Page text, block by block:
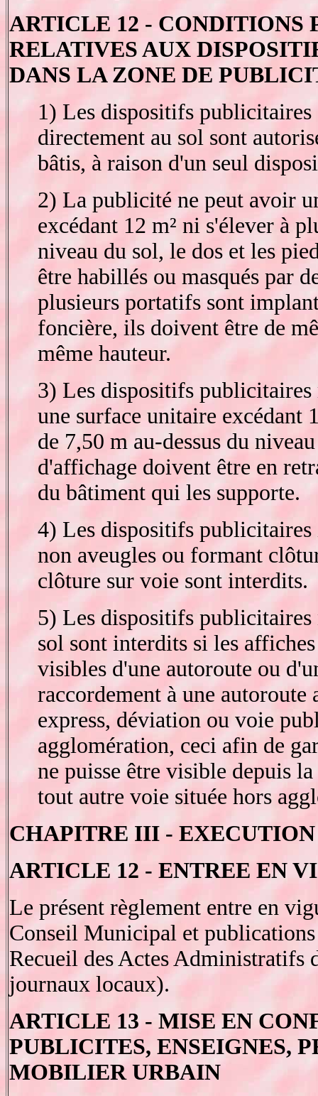
ARTICLE 12 - CONDITIONS
RELATIVES AUX
DANS LA ZONE DE
1) Les dispositifs publicitaires
directement au sol sont
bâtis, à raison d'un seul
2) La publicité ne peut avoir
excédant 12 m² ni s'élever à
niveau du sol, le dos et les
être habillés ou masqués par
plusieurs portatifs sont
foncière, ils doivent être de
même hauteur.
3) Les dispositifs
une surface unitaire excédant
de 7,50 m au-dessus du
d'affichage doivent être en
du bâtiment qui les supporte.
4) Les dispositifs publicitaires
non aveugles ou formant
clôture sur voie sont interdits.
5) Les dispositifs
sol sont interdits si les
visibles d'une autoroute ou
raccordement à une autoroute
express, déviation ou voie
agglomération, ceci afin de
ne puisse être visible depuis
tout autre voie située hors
CHAPITRE III -
ARTICLE 12 - ENTREE EN
Le présent règlement entre en
Conseil Municipal et
Recueil des Actes Administratifs
journaux locaux).
ARTICLE 13 - MISE EN
PUBLICITES, ENSEIGNES,
MOBILIER URBAIN